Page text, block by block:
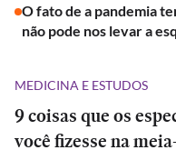
O fato de a pandemia
não pode nos levar a
MEDICINA E ESTUDOS
9 coisas que os
você fizesse na